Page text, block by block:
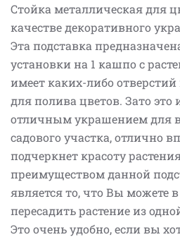
Стойка металлическая для
качестве декоративного
Эта подставка
установки на 1 кашпо с
имеет каких-либо
для полива цветов. Зато это
отличным украшением для
садового участка, отлично
подчеркнет красоту
преимуществом данной
является то, что Вы можете
пересадить растение из
Это очень удобно, если вы